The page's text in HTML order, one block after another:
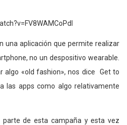
una aplicación que permite realizar
no un despositivo wearable.
algo «old fashion», nos dice Get to
las apps como algo relativamente
de esta campaña y esta vez